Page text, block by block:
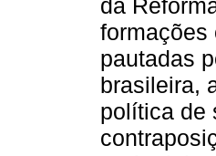
da
formações
pautadas
brasileira,
política de